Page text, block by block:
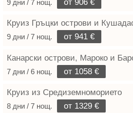
9 дни / 7 нощ. от 906 €
Круиз Гръцки острови и
9 дни / 7 нощ. от 941 €
Канарски острови, Мароко и
7 дни / 6 нощ. от 1058 €
Круиз из Средиземноморието
8 дни / 7 нощ. от 1329 €